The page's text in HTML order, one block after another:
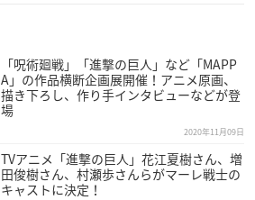
「呪術廻戦」「進撃の巨人」など「MAPP
A」の作品横断企画展開催！アニメ原画、
描き下ろし、作り手インタビューなどが登
場
2020年11月09日
TVアニメ「進撃の巨人」花江夏樹さん、増
田俊樹さん、村瀬歩さんらがマーレ戦士の
キャストに決定！